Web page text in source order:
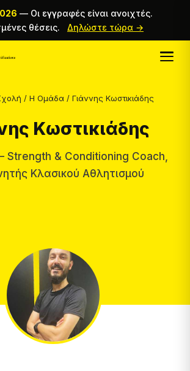
— Οι εγγραφές είναι ανοιχτές.
θέσεις.
Δηλώστε τώρα →
/ Η Ομάδα/ Γιάννης Κωστικιάδης
Κωστικιάδης
Strength & Conditioning Coach,
Κλασικού Αθλητισμού